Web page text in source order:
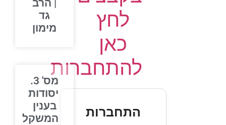
לחץ
כאן
להתחברות
התחברות
| הרב
מימון
מס' 3.
יסודות
בענין
המשקל